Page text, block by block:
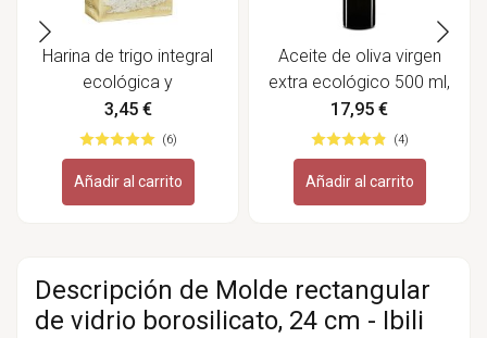
Harina de trigo integral
ecológica y
biodinámica - Bauckhof
3,45 €
(6)
Añadir al carrito
Aceite de oliva virgen
extra ecológico 500 ml,
temprano - Dehesa de
la sabina
17,95 €
(4)
Añadir al carrito
Descripción de Molde rectangular
de vidrio borosilicato, 24 cm - Ibili